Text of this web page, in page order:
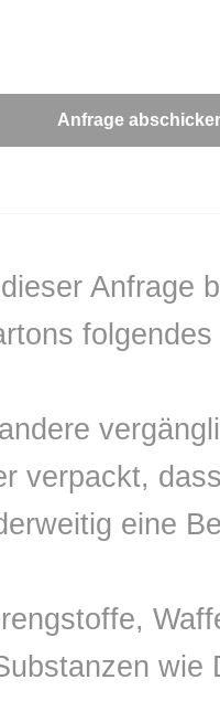
Anfrage
verpackt,
eine